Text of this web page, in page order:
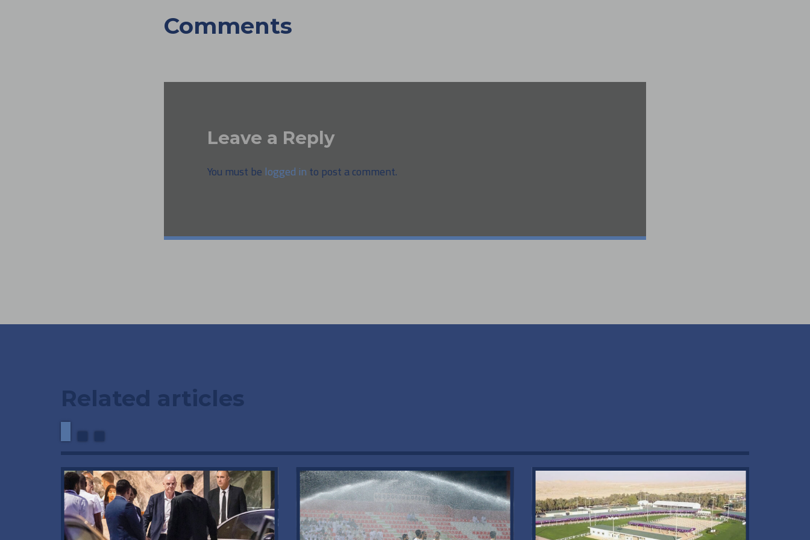
Comments
Leave a Reply
You must be logged into post a comment.
Related articles